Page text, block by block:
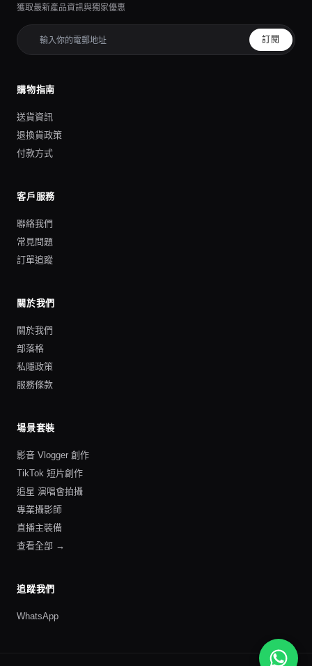
獲取最新產品資訊與獨家優惠
訂閱
購物指南
送貨資訊
退換貨政策
付款方式
客戶服務
聯絡我們
常見問題
訂單追蹤
關於我們
關於我們
部落格
私隱政策
服務條款
場景套裝
影音 Vlogger 創作
TikTok 短片創作
追星 演唱會拍攝
專業攝影師
直播主裝備
查看全部 →
追蹤我們
WhatsApp